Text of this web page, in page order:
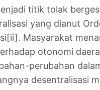
titik tolak
yang dianut
Masyarakat
otonomi
perubahan
desentralisasi